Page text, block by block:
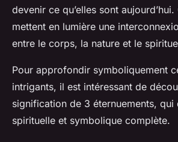
devenir ce qu’elles sont
mettent en lumière une
entre le corps, la nature et le
Pour approfondir symboliquement
intrigants, il est intéressant de
signification de 3 éternuements, qui
spirituelle et symbolique complète.